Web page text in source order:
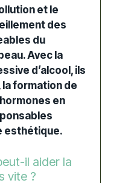
et le
des
du
. Avec la
d’alcool, ils
formation de
en
esthétique.
il aider la
vite ?